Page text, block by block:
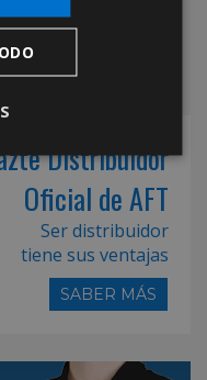
Distribuidor
Oficial de AFT
Ser distribuidor
tiene sus ventajas
SABER MÁS